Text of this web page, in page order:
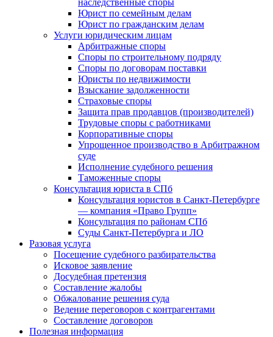
наследственные споры
Юрист по семейным делам
Юрист по гражданским делам
Услуги юридическим лицам
Арбитражные споры
Споры по строительному подряду
Споры по договорам поставки
Юристы по недвижимости
Взыскание задолженности
Страховые споры
Защита прав продавцов (производителей)
Трудовые споры с работниками
Корпоративные споры
Упрощенное производство в Арбитражном
суде
Исполнение судебного решения
Таможенные споры
Консультация юриста в СПб
Консультация юристов в Санкт-Петербурге
— компания «Право Групп»
Консультация по районам СПб
Суды Санкт-Петербурга и ЛО
Разовая услуга
Посещение судебного разбирательства
Исковое заявление
Досудебная претензия
Составление жалобы
Обжалование решения суда
Ведение переговоров с контрагентами
Составление договоров
Полезная информация